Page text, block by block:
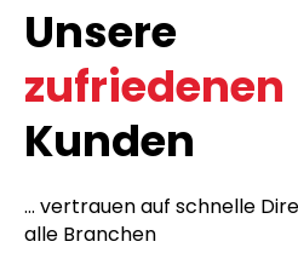
Unsere
zufriedenen
Kunden
... vertrauen auf schnelle
alle Branchen